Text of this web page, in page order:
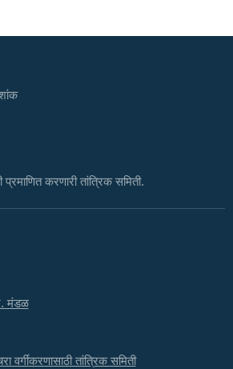
करणारी तांत्रिक समिती.
मंडळ
तांत्रिक समिती